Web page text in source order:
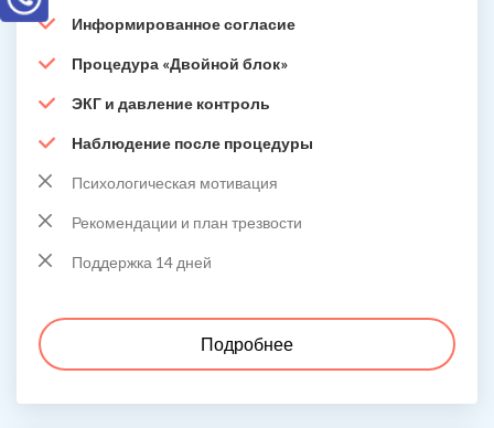
Информированное согласие
Процедура «Двойной блок»
ЭКГ и давление контроль
Наблюдение после процедуры
Психологическая мотивация
Рекомендации и план трезвости
Поддержка 14 дней
Подробнее